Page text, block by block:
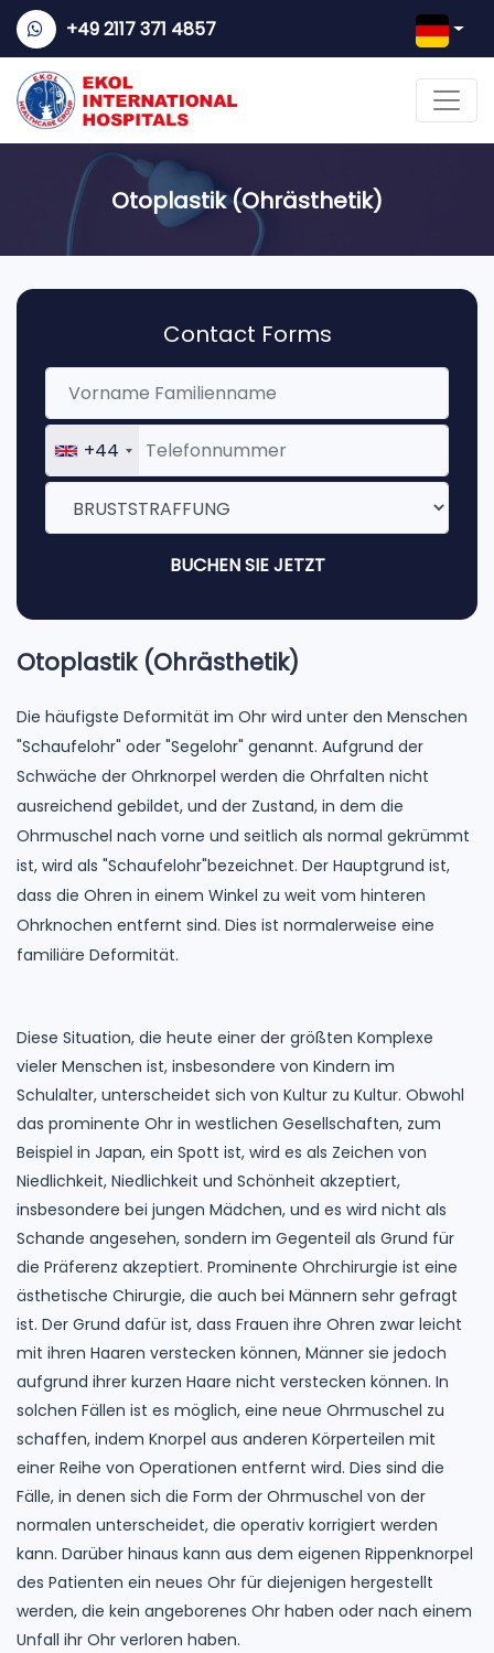
+49 2117 371 4857
Otoplastik (Ohrästhetik)
Contact Forms
+44
BUCHEN SIE JETZT
Otoplastik (Ohrästhetik)
Die häufigste Deformität im Ohr wird unter den Menschen
"Schaufelohr" oder "Segelohr" genannt. Aufgrund der
Schwäche der Ohrknorpel werden die Ohrfalten nicht
ausreichend gebildet, und der Zustand, in dem die
Ohrmuschel nach vorne und seitlich als normal gekrümmt
ist, wird als "Schaufelohr"bezeichnet. Der Hauptgrund ist,
dass die Ohren in einem Winkel zu weit vom hinteren
Ohrknochen entfernt sind. Dies ist normalerweise eine
familiäre Deformität.
Diese Situation, die heute einer der größten Komplexe
vieler Menschen ist, insbesondere von Kindern im
Schulalter, unterscheidet sich von Kultur zu Kultur. Obwohl
das prominente Ohr in westlichen Gesellschaften, zum
Beispiel in Japan, ein Spott ist, wird es als Zeichen von
Niedlichkeit, Niedlichkeit und Schönheit akzeptiert,
insbesondere bei jungen Mädchen, und es wird nicht als
Schande angesehen, sondern im Gegenteil als Grund für
die Präferenz akzeptiert. Prominente Ohrchirurgie ist eine
ästhetische Chirurgie, die auch bei Männern sehr gefragt
ist. Der Grund dafür ist, dass Frauen ihre Ohren zwar leicht
mit ihren Haaren verstecken können, Männer sie jedoch
aufgrund ihrer kurzen Haare nicht verstecken können. In
solchen Fällen ist es möglich, eine neue Ohrmuschel zu
schaffen, indem Knorpel aus anderen Körperteilen mit
einer Reihe von Operationen entfernt wird. Dies sind die
Fälle, in denen sich die Form der Ohrmuschel von der
normalen unterscheidet, die operativ korrigiert werden
kann. Darüber hinaus kann aus dem eigenen Rippenknorpel
des Patienten ein neues Ohr für diejenigen hergestellt
werden, die kein angeborenes Ohr haben oder nach einem
Unfall ihr Ohr verloren haben.